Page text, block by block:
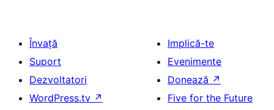
Învață
Suport
Dezvoltatori
WordPress.tv ↗
Implică-te
Evenimente
Donează ↗
Five for the Future